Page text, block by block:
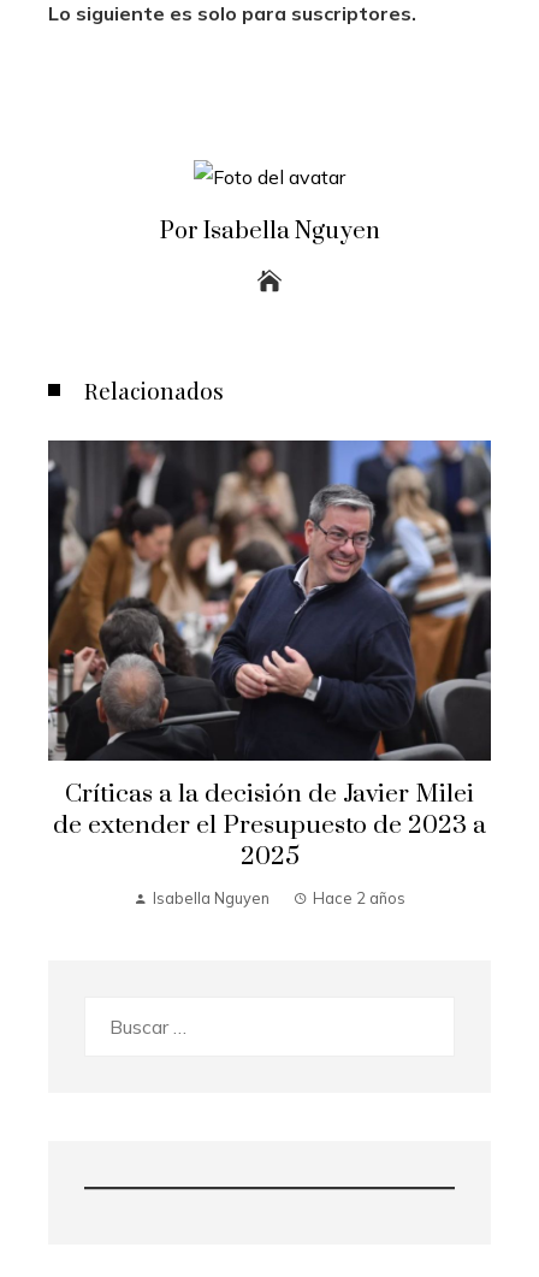
Lo siguiente es solo para suscriptores.
Por Isabella Nguyen
Relacionados
Críticas a la decisión de Javier Milei
de extender el Presupuesto de 2023 a
2025
Isabella Nguyen Hace 2 años